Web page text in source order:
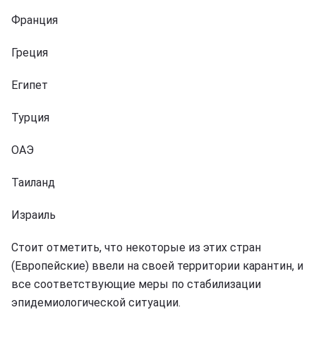
Франция
Греция
Египет
Турция
ОАЭ
Таиланд
Израиль
Стоит отметить, что некоторые из этих стран
(Европейские) ввели на своей территории карантин, и
все соответствующие меры по стабилизации
эпидемиологической ситуации.